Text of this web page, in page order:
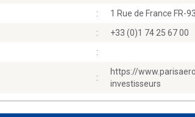
:
1 Rue de France FR-
:
+33 (0)1 74 25 67 00
:
:
https://
investisseurs